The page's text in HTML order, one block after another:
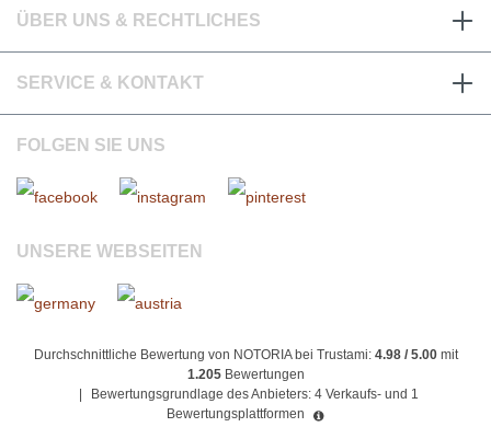
ÜBER UNS & RECHTLICHES
SERVICE & KONTAKT
FOLGEN SIE UNS
UNSERE WEBSEITEN
Durchschnittliche Bewertung von NOTORIA bei Trustami: 4.98 / 5.00mit
1.205 Bewertungen
Bewertungsgrundlage des Anbieters: 4 Verkaufs- und 1
Bewertungsplattformen